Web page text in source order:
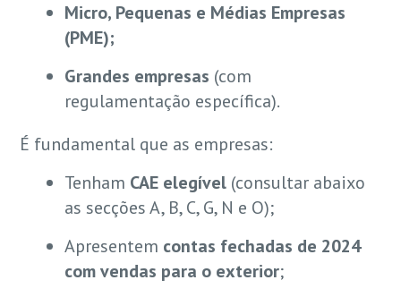
Micro, Pequenas e Médias Empresas
(PME);
Grandes empresas (com
regulamentação específica).
É fundamental que as empresas:
Tenham CAE elegível (consultar abaixo
as secções A, B, C, G, N e O);
Apresentem contas fechadas de 2024
com vendas para o exterior;